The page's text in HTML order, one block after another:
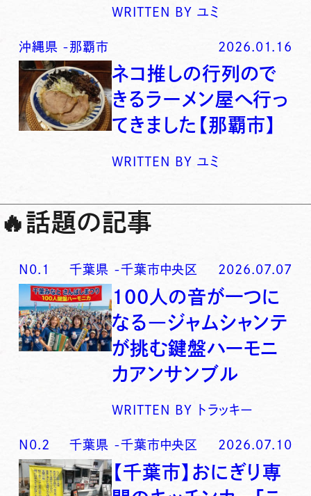
WRITTEN BY ユミ
沖縄県 -那覇市 2026.01.16
ネコ推しの行列ので
きるラーメン屋へ行っ
てきました【那覇市】
WRITTEN BY ユミ
🔥話題の記事
N0. 1 千葉県 -千葉市中央区 2026.07.07
100人の音が一つに
なる―ジャムシャンテ
が挑む鍵盤ハーモニ
カアンサンブル
WRITTEN BY トラッキー
N0. 2 千葉県 -千葉市中央区 2026.07.10
【千葉市】おにぎり専